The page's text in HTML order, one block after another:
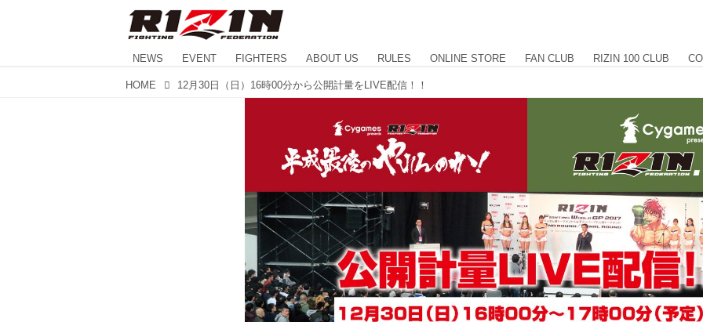
NEWS EVENT FIGHTERS ABOUT US RULES ONLINE STORE FAN CLUB RIZIN 100 CLUB
HOME 12月30日（日）16時00分から公開計量をLIVE配信！！